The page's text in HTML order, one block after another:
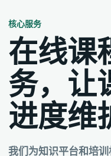
核心服务
在线课
务，让
进度维
我们为知识平台和培